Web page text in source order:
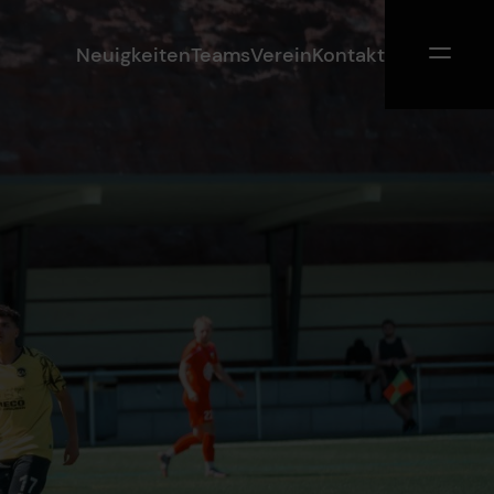
NeuigkeitenTeamsVereinKontakt